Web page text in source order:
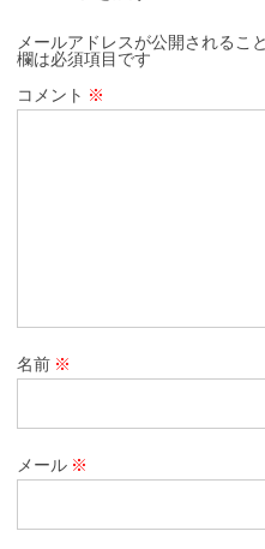
メールアドレスが公開されるこ
欄は必須項目です
コメント ※
名前 ※
メール ※